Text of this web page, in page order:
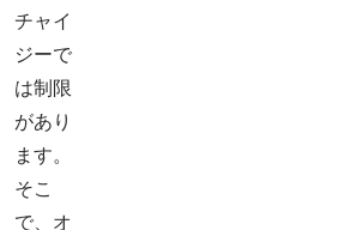
チャイ
ジーで
は制限
があり
ます。
そこ
で、オ